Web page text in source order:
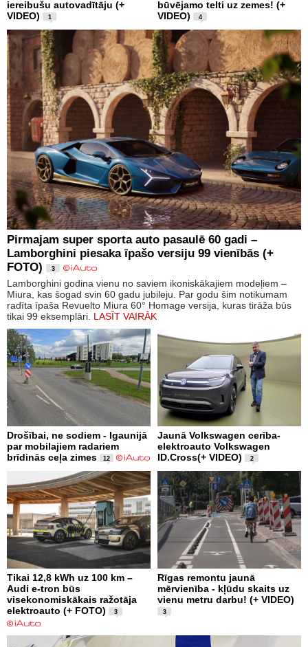
iereibušu autovadītāju (+
VIDEO)
1
būvējamo telti uz zemes! (+
VIDEO)
4
Pirmajam super sporta auto pasaulē 60 gadi –
Lamborghini piesaka īpašo versiju 99 vienībās (+
FOTO)
3
Lamborghini godina vienu no saviem ikoniskākajiem modeļiem –
Miura, kas šogad svin 60 gadu jubileju. Par godu šim notikumam
radīta īpaša Revuelto Miura 60° Homage versija, kuras tirāža būs
tikai 99 eksemplāri. LASĪT VAIRĀK
Drošībai, ne sodiem - Igaunijā
par mobilajiem radariem
brīdinās ceļa zimes
12
Jaunā Volkswagen cerība-
elektroauto Volkswagen
ID.Cross(+ VIDEO)
2
Tikai 12,8 kWh uz 100 km –
Audi e-tron būs
visekonomiskākais ražotāja
elektroauto (+ FOTO)
3
Rīgas remontu jaunā
mērvienība - kļūdu skaits uz
vienu metru darbu! (+ VIDEO)
3